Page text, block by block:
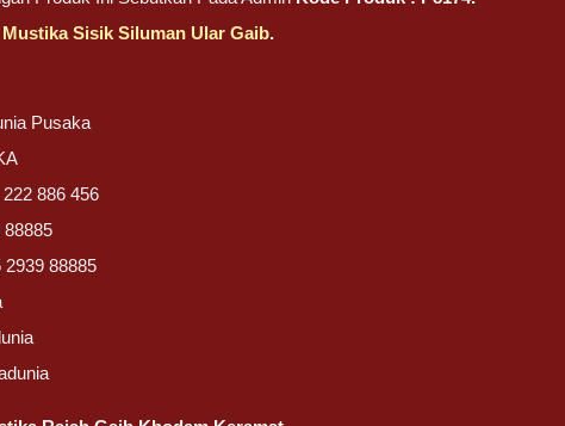
Mustika Sisik Siluman Ular Gaib.
Pusaka
886 456
88885
88885